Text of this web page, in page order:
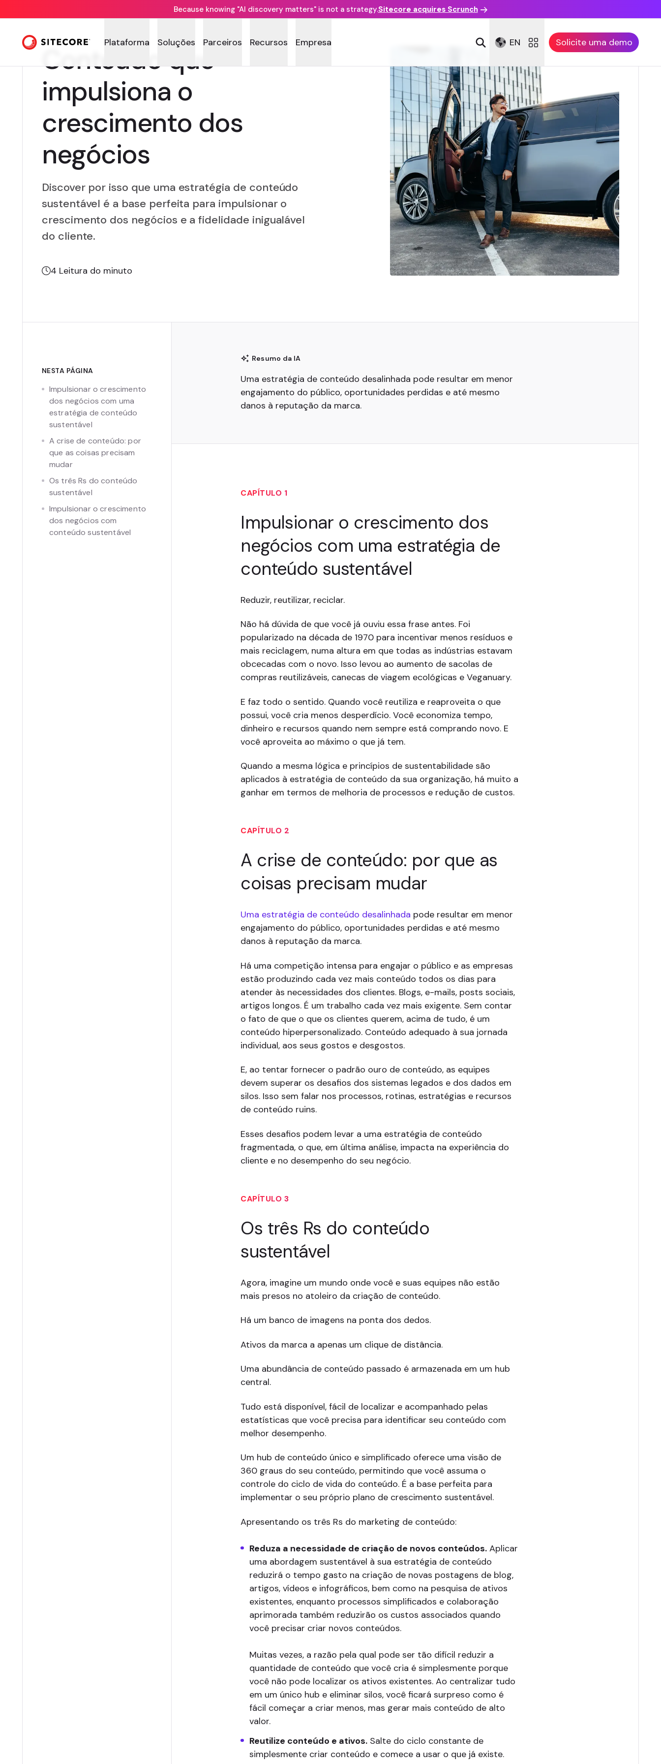
Because knowing "AI discovery matters" is not a strategy.Sitecore acquires Scrunch
Plataforma Soluções Parceiros Recursos Empresa EN Solicite uma demo
Conteúdo que
impulsiona o
crescimento dos
negócios
Discover por isso que uma estratégia de conteúdo
sustentável é a base perfeita para impulsionar o
crescimento dos negócios e a fidelidade inigualável
do cliente.
4 Leitura do minuto
NESTA PÁGINA
Impulsionar o crescimento
dos negócios com uma
estratégia de conteúdo
sustentável
A crise de conteúdo: por
que as coisas precisam
mudar
Os três Rs do conteúdo
sustentável
Impulsionar o crescimento
dos negócios com
conteúdo sustentável
Resumo da IA
Uma estratégia de conteúdo desalinhada pode resultar em menor
engajamento do público, oportunidades perdidas e até mesmo
danos à reputação da marca.
CAPÍTULO 1
Impulsionar o crescimento dos
negócios com uma estratégia de
conteúdo sustentável
Reduzir, reutilizar, reciclar.
Não há dúvida de que você já ouviu essa frase antes. Foi
popularizado na década de 1970 para incentivar menos resíduos e
mais reciclagem, numa altura em que todas as indústrias estavam
obcecadas com o novo. Isso levou ao aumento de sacolas de
compras reutilizáveis, canecas de viagem ecológicas e Veganuary.
E faz todo o sentido. Quando você reutiliza e reaproveita o que
possui, você cria menos desperdício. Você economiza tempo,
dinheiro e recursos quando nem sempre está comprando novo. E
você aproveita ao máximo o que já tem.
Quando a mesma lógica e princípios de sustentabilidade são
aplicados à estratégia de conteúdo da sua organização, há muito a
ganhar em termos de melhoria de processos e redução de custos.
CAPÍTULO 2
A crise de conteúdo: por que as
coisas precisam mudar
Uma estratégia de conteúdo desalinhada pode resultar em menor
engajamento do público, oportunidades perdidas e até mesmo
danos à reputação da marca.
Há uma competição intensa para engajar o público e as empresas
estão produzindo cada vez mais conteúdo todos os dias para
atender às necessidades dos clientes. Blogs, e-mails, posts sociais,
artigos longos. É um trabalho cada vez mais exigente. Sem contar
o fato de que o que os clientes querem, acima de tudo, é um
conteúdo hiperpersonalizado. Conteúdo adequado à sua jornada
individual, aos seus gostos e desgostos.
E, ao tentar fornecer o padrão ouro de conteúdo, as equipes
devem superar os desafios dos sistemas legados e dos dados em
silos. Isso sem falar nos processos, rotinas, estratégias e recursos
de conteúdo ruins.
Esses desafios podem levar a uma estratégia de conteúdo
fragmentada, o que, em última análise, impacta na experiência do
cliente e no desempenho do seu negócio.
CAPÍTULO 3
Os três Rs do conteúdo
sustentável
Agora, imagine um mundo onde você e suas equipes não estão
mais presos no atoleiro da criação de conteúdo.
Há um banco de imagens na ponta dos dedos.
Ativos da marca a apenas um clique de distância.
Uma abundância de conteúdo passado é armazenada em um hub
central.
Tudo está disponível, fácil de localizar e acompanhado pelas
estatísticas que você precisa para identificar seu conteúdo com
melhor desempenho.
Um hub de conteúdo único e simplificado oferece uma visão de
360 graus do seu conteúdo, permitindo que você assuma o
controle do ciclo de vida do conteúdo. É a base perfeita para
implementar o seu próprio plano de crescimento sustentável.
Apresentando os três Rs do marketing de conteúdo:
Reduza a necessidade de criação de novos conteúdos. Aplicar
uma abordagem sustentável à sua estratégia de conteúdo
reduzirá o tempo gasto na criação de novas postagens de blog,
artigos, vídeos e infográficos, bem como na pesquisa de ativos
existentes, enquanto processos simplificados e colaboração
aprimorada também reduzirão os custos associados quando
você precisar criar novos conteúdos.
Muitas vezes, a razão pela qual pode ser tão difícil reduzir a
quantidade de conteúdo que você cria é simplesmente porque
você não pode localizar os ativos existentes. Ao centralizar tudo
em um único hub e eliminar silos, você ficará surpreso como é
fácil começar a criar menos, mas gerar mais conteúdo de alto
valor.
Reutilize conteúdo e ativos. Salte do ciclo constante de
simplesmente criar conteúdo e comece a usar o que já existe.